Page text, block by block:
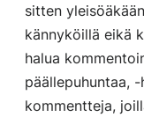
sitten
kännyköillä eikä
halua
päällepuhuntaa,
kommentteja,